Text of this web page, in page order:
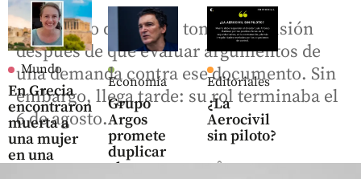
Mundo
En Grecia
encontraron
muerta a
una mujer
en una
Economía
Grupo
Argos
promete
duplicar
el
Editoriales
¿La
Aerocivil
sin piloto?
share
El Consejo de Estado tomó la decisión
después de que evaluar argumentos de
una demanda contra ese documento. Sin
embargo, llega tarde: su rol terminaba el
6 de agosto.